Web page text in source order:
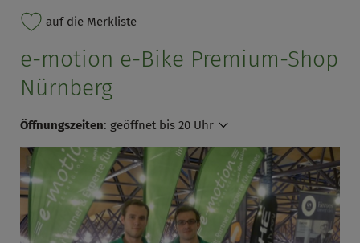
auf die Merkliste
e-motion e-Bike Premium-Shop
Nürnberg
Öffnungszeiten: geöffnet bis 20 Uhr